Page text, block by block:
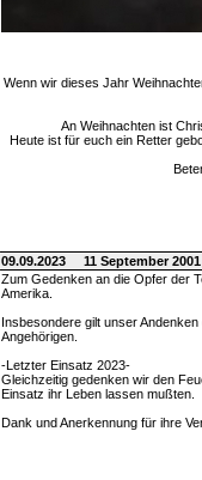
Wenn wir dieses Jahr
An Weihnachten ist
Heute ist für euch ein Retter
09.09.2023
11 September
Zum Gedenken an die Opfer der
Amerika.
Insbesondere gilt unser
Angehörigen.
-Letzter Einsatz 2023-
Gleichzeitig gedenken wir den
Einsatz ihr Leben lassen mußten.
Dank und Anerkennung für ihre